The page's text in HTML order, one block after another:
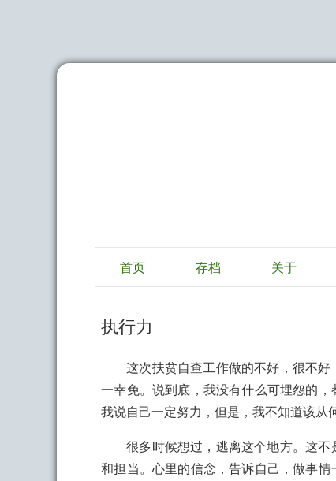
首页 存档 关于
执行力
这次扶贫自查工作做的不好，很不
一幸免。说到底，我没有什么可埋怨的
我说自己一定努力，但是，我不知道该从
很多时候想过，逃离这个地方。这
和担当。心里的信念，告诉自己，做事